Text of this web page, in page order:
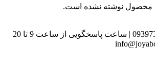
محصول نوشته نشده است.
| ساعت پاسخگویی از ساعت 9 تا 20